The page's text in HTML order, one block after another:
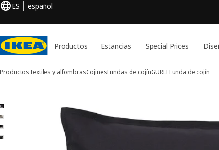
ES español
Productos Estancias Special Prices
ProductosTextiles y alfombrasCojinesFundas de cojínGURLI Funda de cojín
Imágenes de 4 GURLI
imágenes